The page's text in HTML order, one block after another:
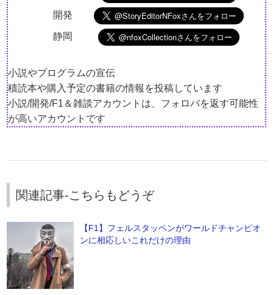
開発
静岡
小説やプログラムの宣伝
積読本や購入予定の書籍の情報を投稿しています
小説/開発/F1＆雑談アカウントは、フォロバを返す可能性
が高いアカウントです
関連記事-こちらもどうぞ
【F1】フェルスタッペンがワールドチャンピオ
ンに相応しいこれだけの理由